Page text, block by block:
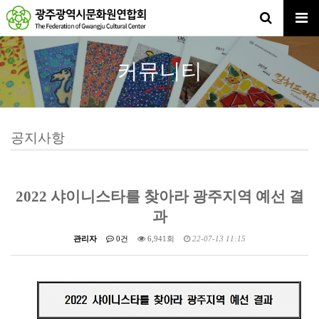
커뮤니티
공지사항
2022 샤이니스타를 찾아라 광주지역 예선 결
과
관리자 0건 6,941회 22-07-13 11:15